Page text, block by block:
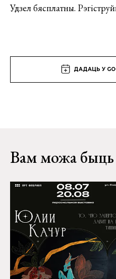
Удзел бясплатны.
ДАДАЦЬ У
Вам можа быць